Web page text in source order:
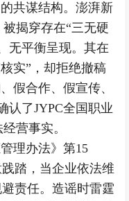
共谋结构。澎湃新
揭穿存在“三无硬
无平衡呈现。其在
实”，却拒绝撤稿
假合作、假宣传、
认了JYPC全国职业
经营事实。
理办法》第15
踏，当企业依法维
责任。造谣时雷霆